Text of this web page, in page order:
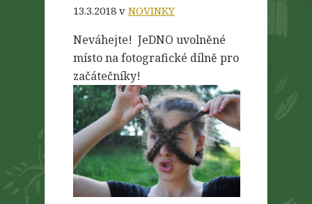
13.3.2018 v NOVINKY
Neváhejte! JeDNO uvolněné
místo na fotografické dílně pro
začátečníky!